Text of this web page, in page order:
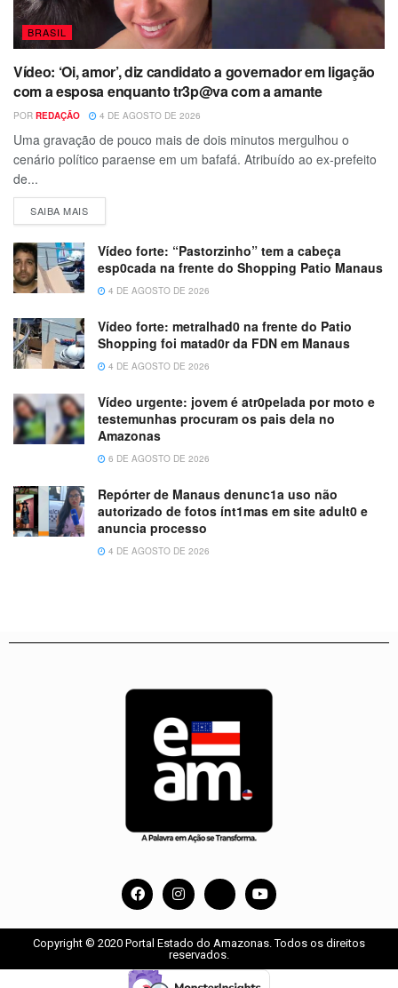
BRASIL
Vídeo: ‘Oi, amor’, diz candidato a governador em ligação
com a esposa enquanto tr3p@va com a amante
POR REDAÇÃO 4 DE AGOSTO DE 2026
Uma gravação de pouco mais de dois minutos mergulhou o
cenário político paraense em um bafafá. Atribuído ao ex-prefeito
de...
SAIBA MAIS
Vídeo forte: “Pastorzinho” tem a cabeça
esp0cada na frente do Shopping Patio Manaus
4 DE AGOSTO DE 2026
Vídeo forte: metralhad0 na frente do Patio
Shopping foi matad0r da FDN em Manaus
4 DE AGOSTO DE 2026
Vídeo urgente: jovem é atr0pelada por moto e
testemunhas procuram os pais dela no
Amazonas
6 DE AGOSTO DE 2026
Repórter de Manaus denunc1a uso não
autorizado de fotos ínt1mas em site adult0 e
anuncia processo
4 DE AGOSTO DE 2026
Copyright © 2020 Portal Estado do Amazonas. Todos os direitos
reservados.